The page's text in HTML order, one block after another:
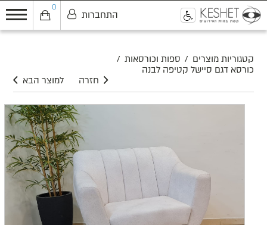
0
התחברות
קטגוריות מוצרים / ספות וכורסאות /
כורסא דגם סיישל קטיפה לבנה
למוצר הבא
חזרה